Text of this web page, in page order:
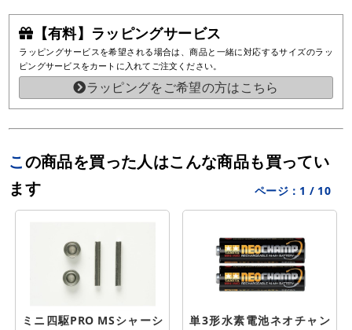
【有料】ラッピングサービス
ラッピングサービスを希望される場合は、商品と一緒に対応するサイズのラッ
ピングサービスをカートに入れてご注文ください。
ラッピングをご希望の方はこちら
この商品を買った人はこんな商品も買ってい
ます
ページ： 1 / 10
ミニ四駆PRO MSシャーシ
単3形水素電池ネオチャン